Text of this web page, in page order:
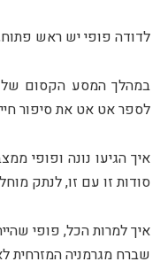
לדודה פופי יש ראש פתוח,
במהלך המסע הקסום של
לספר אט אט את סיפור
איך הגיעו נונה ופופי
סודות זו עם זו, לנתק
איך למרות הכל, פופי
שברח מגרמניה המזרחית